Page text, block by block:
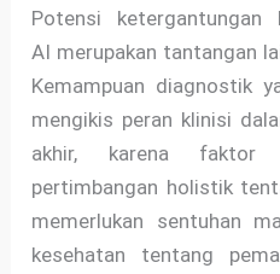
Potensi ketergantungan
AI merupakan tantangan
Kemampuan diagnostik
mengikis peran klinisi
akhir, karena faktor
pertimbangan holistik
memerlukan sentuhan
kesehatan tentang